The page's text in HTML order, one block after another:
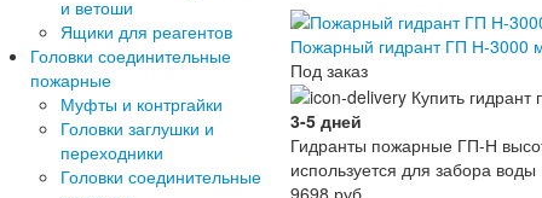
и ветоши
Ящики для реагентов
Головки соединительные
пожарные
Муфты и контргайки
Головки заглушки и
переходники
Головки соединительные
Пожарный гидрант ГП Н-3000
Под заказ
3-5 дней
Гидранты пожарные ГП-Н
используется для забора